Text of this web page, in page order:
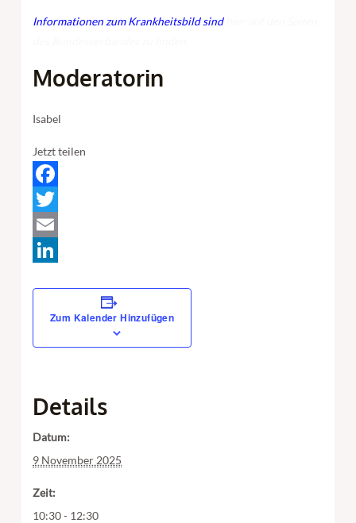
Informationen zum Krankheitsbild sind
Moderatorin
Isabel
Jetzt teilen
Facebook
Twitter
Email
Zum Kalender Hinzufügen
Details
Datum:
9 November 2025
Zeit:
10:30 - 12:30